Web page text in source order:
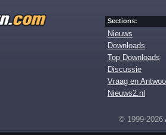
Sections:
Nieuws
Downloads
Top Downloads
Discussie
Vraag en
Nieuws2.nl
© 1999-2026